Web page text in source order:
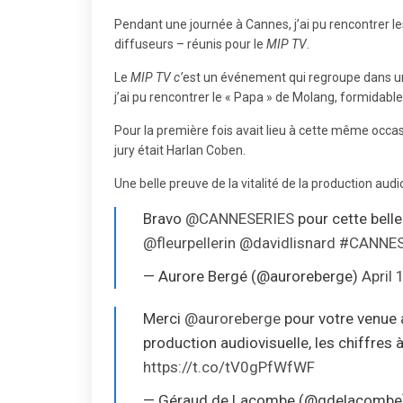
Pendant une journée à Cannes, j’ai pu
diffuseurs – réunis pour le MIP TV.
Le MIP TVc’est un événement qui regroupe dans
j’ai pu rencontrer le « Papa » de Molang,
Pour la première fois avait lieu à cette même
jury était Harlan Coben.
Une belle preuve de la vitalité de la production
Bravo @CANNESERIES pour cette
@fleurpellerin @davidlisnard
— Aurore Bergé (@auroreberge) April
Merci @auroreberge pour votre venue
production audiovisuelle, les chiffres
https://t.co/tV0gPfWfWF